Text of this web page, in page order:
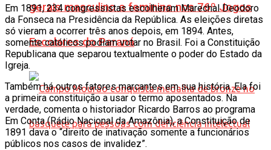
gerais masculino e feminino nos 76º Jogos
Escolares do Paraná
Em 1891, 234 congressistas escolheram Marechal Deodoro
da Fonseca na Presidência da República. As eleições diretas
só vieram a ocorrer três anos depois, em 1894. Antes,
somente católicos podiam votar no Brasil. Foi a Constituição
Republicana que separou textualmente o poder do Estado da
Igreja.
Também há outros fatores marcantes em sua história. Ela foi
a primeira constituição a usar o termo aposentados. Na
verdade, comenta o historiador Ricardo Barros ao programa
Em Conta (Rádio Nacional da Amazônia), a Constituição de
1891 dava o “direito de inativação somente a funcionários
públicos nos casos de invalidez”.